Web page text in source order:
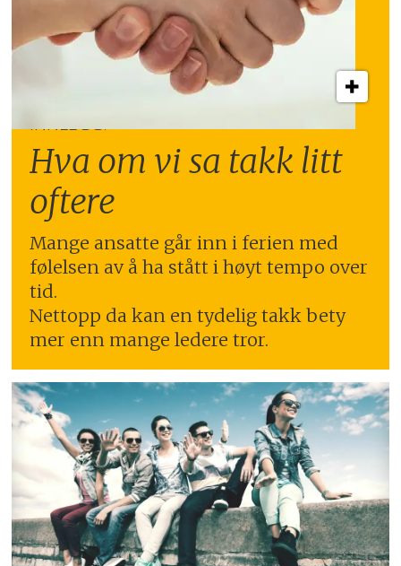
INNLEGG:
Hva om vi sa takk litt
oftere
Mange ansatte går inn i ferien med
følelsen av å ha stått i høyt tempo over
tid.
Nettopp da kan en tydelig takk bety
mer enn mange ledere tror.